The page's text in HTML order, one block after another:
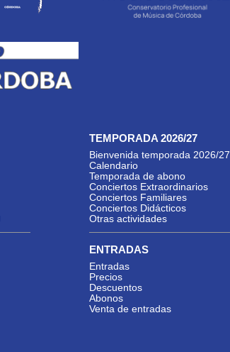
TEMPORADA 2026/27
Bienvenida temporada 2026/27
Calendario
Temporada de abono
Conciertos Extraordinarios
Conciertos Familiares
Conciertos Didácticos
Otras actividades
ENTRADAS
Entradas
Precios
Descuentos
Abonos
Venta de entradas